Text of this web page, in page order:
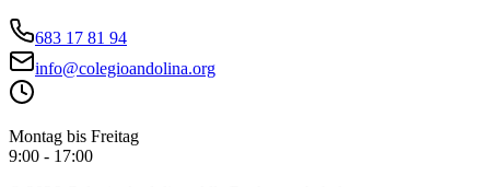
683 17 81 94
info@colegioandolina.org
Montag bis Freitag
9:00 - 17:00